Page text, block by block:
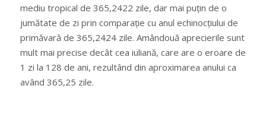
mediu tropical de 365,2422 zile, dar mai puțin de o
jumătate de zi prin comparație cu anul echinocțiului de
primăvară de 365,2424 zile. Amândouă aprecierile sunt
mult mai precise decât cea iuliană, care are o eroare de
1 zi la 128 de ani, rezultând din aproximarea anului ca
având 365,25 zile.